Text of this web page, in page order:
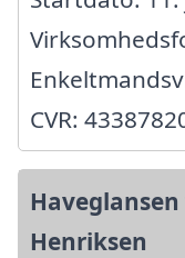
CVR:
Henriksen